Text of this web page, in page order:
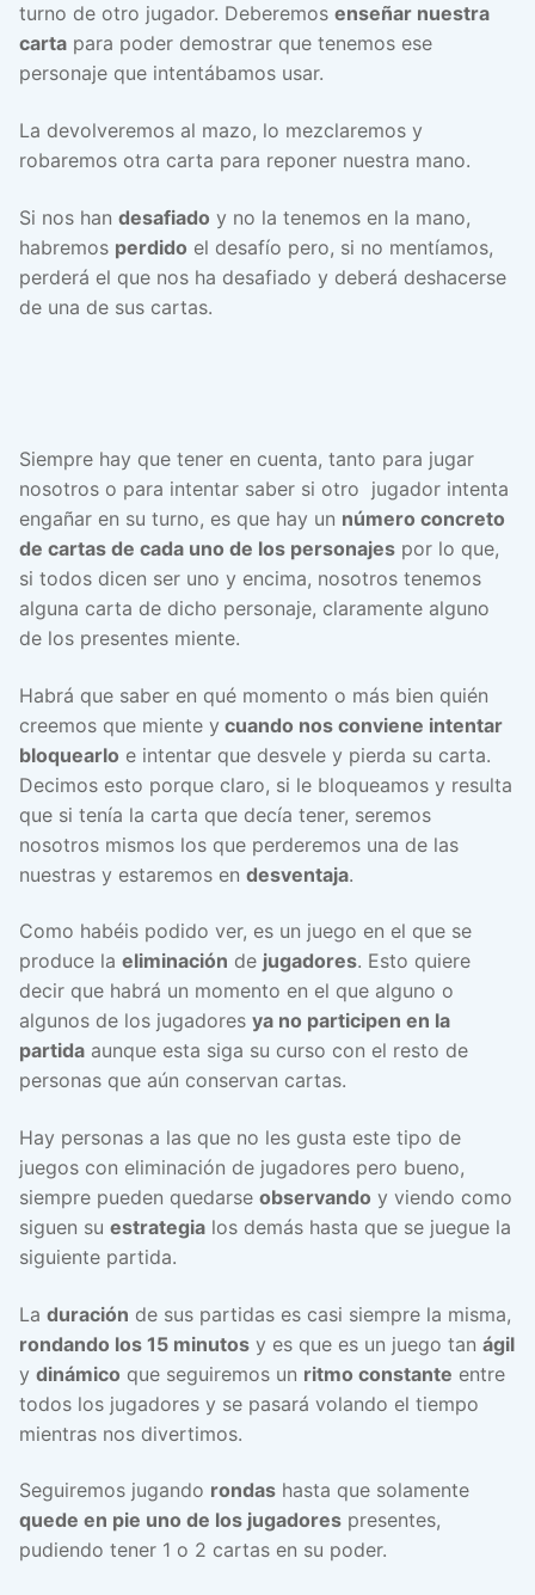
turno de otro jugador. Deberemos enseñar nuestra
carta para poder demostrar que tenemos ese
personaje que intentábamos usar.
La devolveremos al mazo, lo mezclaremos y
robaremos otra carta para reponer nuestra mano.
Si nos han desafiado y no la tenemos en la mano,
habremos perdido el desafío pero, si no mentíamos,
perderá el que nos ha desafiado y deberá deshacerse
de una de sus cartas.
Siempre hay que tener en cuenta, tanto para jugar
nosotros o para intentar saber si otro jugador intenta
engañar en su turno, es que hay un número concreto
de cartas de cada uno de los personajes por lo que,
si todos dicen ser uno y encima, nosotros tenemos
alguna carta de dicho personaje, claramente alguno
de los presentes miente.
Habrá que saber en qué momento o más bien quién
creemos que miente y cuando nos conviene intentar
bloquearlo e intentar que desvele y pierda su carta.
Decimos esto porque claro, si le bloqueamos y resulta
que si tenía la carta que decía tener, seremos
nosotros mismos los que perderemos una de las
nuestras y estaremos en desventaja.
Como habéis podido ver, es un juego en el que se
produce la eliminación de jugadores. Esto quiere
decir que habrá un momento en el que alguno o
algunos de los jugadores ya no participen en la
partida aunque esta siga su curso con el resto de
personas que aún conservan cartas.
Hay personas a las que no les gusta este tipo de
juegos con eliminación de jugadores pero bueno,
siempre pueden quedarse observando y viendo como
siguen su estrategia los demás hasta que se juegue la
siguiente partida.
La duración de sus partidas es casi siempre la misma,
rondando los 15 minutos y es que es un juego tan ágil
y dinámico que seguiremos un ritmo constante entre
todos los jugadores y se pasará volando el tiempo
mientras nos divertimos.
Seguiremos jugando rondas hasta que solamente
quede en pie uno de los jugadores presentes,
pudiendo tener 1 o 2 cartas en su poder.